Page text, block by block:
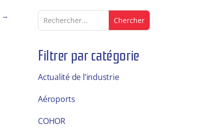
→
Filtrer par catégorie
Actualité de l’industrie
Aéroports
COHOR